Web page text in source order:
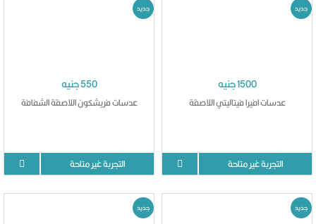
1500 جنيه
عدسات افيرا فيتاليتي اللاصقة
التجربة غير متاحة
جديد
550 جنيه
عدسات فريشكون اللاصقة الشفافة
التجربة غير متاحة
جديد
جديد جديد